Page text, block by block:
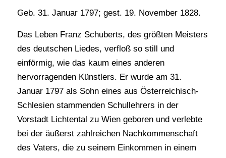
Geb. 31. Januar 1797; gest. 19. November 1828.
Das Leben Franz Schuberts, des größten Meisters
des deutschen Liedes, verfloß so still und
einförmig, wie das kaum eines anderen
hervorragenden Künstlers. Er wurde am 31.
Januar 1797 als Sohn eines aus Österreichisch-
Schlesien stammenden Schullehrers in der
Vorstadt Lichtental zu Wien geboren und verlebte
bei der äußerst zahlreichen Nachkommenschaft
des Vaters, die zu seinem Einkommen in einem